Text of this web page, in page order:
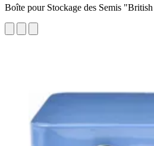
Boîte pour Stockage des Semis